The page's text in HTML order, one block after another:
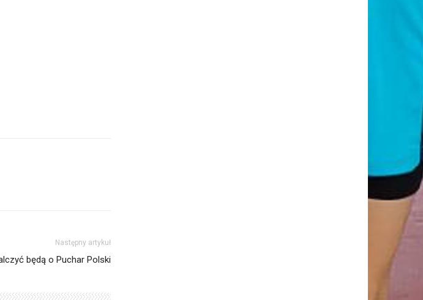
Następny artykuł
będą o Puchar Polski